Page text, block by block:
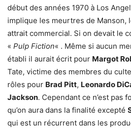
début des années 1970 à Los
implique les meurtres de Manson,
attrait commercial. Si on devait le
« Pulp Fiction« . Même si aucun
établi il aurait écrit pour Margot
Tate, victime des membres du
rôles pour Brad Pitt, Leonardo
Jackson. Cependant ce n’est pas
qu’on aura dans la finalité excepté
qui est un récurrent dans les